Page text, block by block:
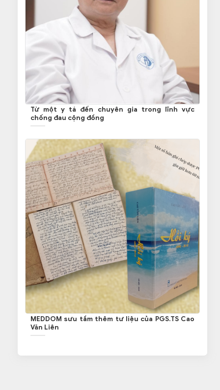
Từ một y tá đến chuyên gia trong lĩnh vực
chống đau cộng đồng
MEDDOM sưu tầm thêm tư liệu của PGS.TS Cao
Văn Liên